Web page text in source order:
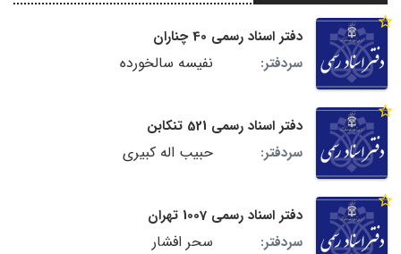
دفتر اسناد رسمی 40 چناران
سردفتر:
نفیسه سالخورده
دفتر اسناد رسمی 521 تنکابن
سردفتر:
حبیب اله کبیری
دفتر اسناد رسمی 1007 تهران
سردفتر:
سحر افشار